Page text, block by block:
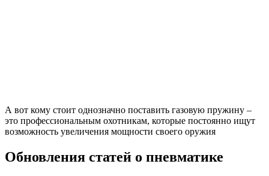
А вот кому стоит однозначно поставить газовую пружину –
это профессиональным охотникам, которые постоянно ищут
возможность увеличения мощности своего оружия
Обновления статей о пневматике